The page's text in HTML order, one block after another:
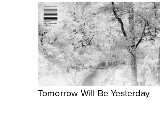
Tomorrow Will Be Yesterday